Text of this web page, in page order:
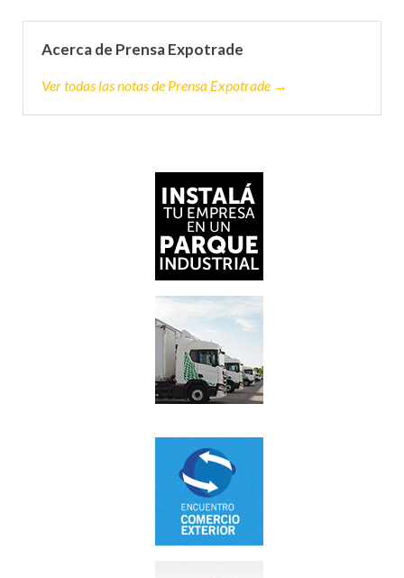
Acerca de Prensa Expotrade
Ver todas las notas de Prensa Expotrade →